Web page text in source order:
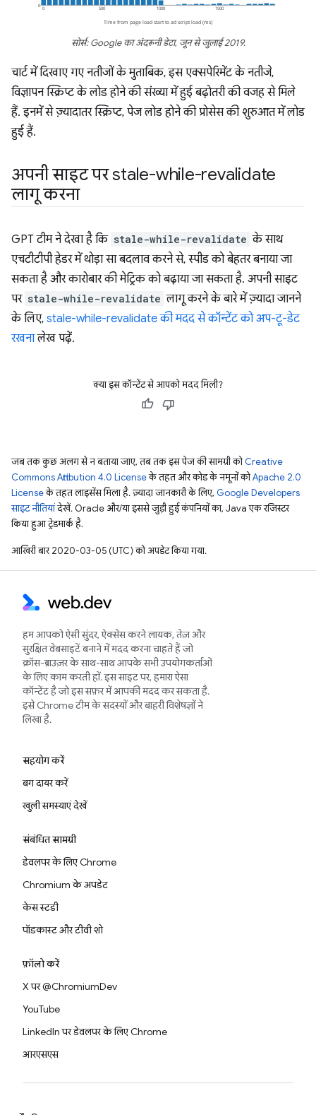
सोर्स: Google का अंदरूनी डेटा, जून से जुलाई 2019.
चार्ट में दिखाए गए नतीजों के मुताबिक, इस एक्सपेरिमेंट के नतीजे,
विज्ञापन स्क्रिप्ट के लोड होने की संख्या में हुई बढ़ोतरी की वजह से मिले
हैं. इनमें से ज़्यादातर स्क्रिप्ट, पेज लोड होने की प्रोसेस की शुरुआत में लोड
हुई हैं.
अपनी साइट पर stale-while-revalidate
लागू करना
GPT टीम ने देखा है कि stale-while-revalidate के साथ
एचटीटीपी हेडर में थोड़ा सा बदलाव करने से, स्पीड को बेहतर बनाया जा
सकता है और कारोबार की मेट्रिक को बढ़ाया जा सकता है. अपनी साइट
पर stale-while-revalidate लागू करने के बारे में ज़्यादा जानने
के लिए, stale-while-revalidate की मदद से कॉन्टेंट को अप-टू-डेट
रखनालेख पढ़ें.
क्या इस कॉन्टेंट से आपको मदद मिली?
जब तक कुछ अलग से न बताया जाए, तब तक इस पेज की सामग्री कोCreative
Commons Attribution 4.0 Licenseके तहत और कोड के नमूनों कोApache 2.0
Licenseके तहत लाइसेंस मिला है. ज़्यादा जानकारी के लिए, Google Developers
साइट नीतियांदेखें. Oracle और/या इससे जुड़ी हुई कंपनियों का, Java एक रजिस्टर
किया हुआ ट्रेडमार्क है.
आखिरी बार 2020-03-05 (UTC) को अपडेट किया गया.
हम आपको ऐसी सुंदर, ऐक्सेस करने लायक, तेज़ और
सुरक्षित वेबसाइटें बनाने में मदद करना चाहते हैं जो
क्रॉस-ब्राउज़र के साथ-साथ आपके सभी उपयोगकर्ताओं
के लिए काम करती हों. इस साइट पर, हमारा ऐसा
कॉन्टेंट है जो इस सफ़र में आपकी मदद कर सकता है.
इसे Chrome टीम के सदस्यों और बाहरी विशेषज्ञों ने
लिखा है.
सहयोग करें
बग दायर करें
खुली समस्याएं देखें
संबंधित सामग्री
डेवलपर के लिए Chrome
Chromium के अपडेट
केस स्टडी
पॉडकास्ट और टीवी शो
फ़ॉलो करें
X पर @ChromiumDev
YouTube
LinkedIn पर डेवलपर के लिए Chrome
आरएसएस